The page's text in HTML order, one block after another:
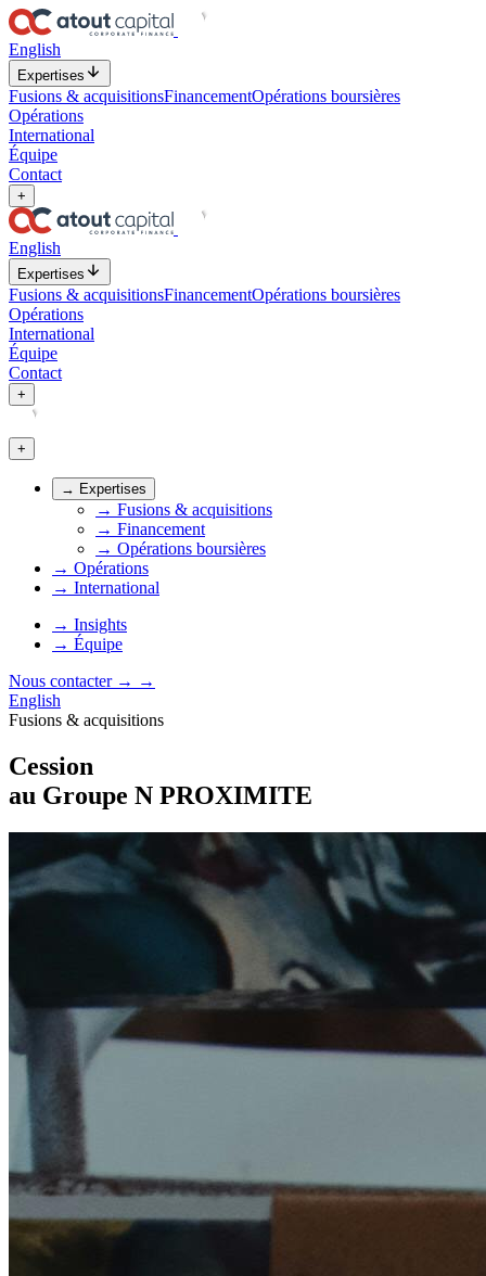
English
Expertises
Fusions & acquisitionsFinancementOpérations boursières
Opérations
International
Équipe
Contact
+
English
Expertises
Fusions & acquisitionsFinancementOpérations boursières
Opérations
International
Équipe
Contact
+
+
→ Expertises
→ Fusions & acquisitions
→ Financement
→ Opérations boursières
→ Opérations
→ International
→ Insights
→ Équipe
Nous contacter → →
English
Fusions & acquisitions
Cession
au Groupe N PROXIMITE